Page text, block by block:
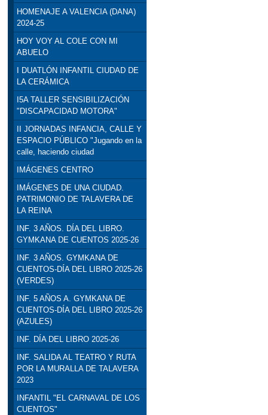
HOMENAJE A VALENCIA (DANA)
2024-25
HOY VOY AL COLE CON MI
ABUELO
I DUATLÓN INFANTIL CIUDAD DE
LA CERÁMICA
I5A TALLER SENSIBILIZACIÓN
"DISCAPACIDAD MOTORA"
II JORNADAS INFANCIA, CALLE Y
ESPACIO PÚBLICO "Jugando en la
calle, haciendo ciudad
IMÁGENES CENTRO
IMÁGENES DE UNA CIUDAD.
PATRIMONIO DE TALAVERA DE
LA REINA
INF. 3 AÑOS. DÍA DEL LIBRO.
GYMKANA DE CUENTOS 2025-26
INF. 3 AÑOS. GYMKANA DE
CUENTOS-DÍA DEL LIBRO 2025-26
(VERDES)
INF. 5 AÑOS A. GYMKANA DE
CUENTOS-DÍA DEL LIBRO 2025-26
(AZULES)
INF. DÍA DEL LIBRO 2025-26
INF. SALIDA AL TEATRO Y RUTA
POR LA MURALLA DE TALAVERA
2023
INFANTIL "EL CARNAVAL DE LOS
CUENTOS"